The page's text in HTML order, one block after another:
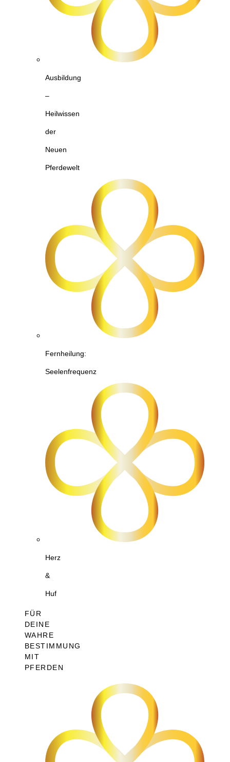
Ausbildung
–
Heilwissen
der
Neuen
Pferdewelt
Fernheilung:
Seelenfrequenz
Herz
&
Huf
FÜR
DEINE
WAHRE
BESTIMMUNG
MIT
PFERDEN